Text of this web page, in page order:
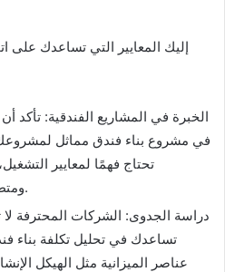
إليك المعايير التي تساعدك على
الخبرة في المشاريع الفندقية: تأكد
في مشروع بناء فندق مماثل
تحتاج فهمًا لمعايير
ومتطلبات التصنيف السياحي.
دراسة الجدوى: الشركات المحترفة لا
تساعدك في تحليل تكلفة بناء
عناصر الميزانية مثل الهيكل